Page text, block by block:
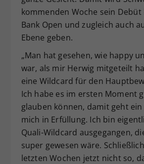
kommenden Woche sein Debüt
Bank Open und zugleich auch
Ebene geben.
„Man hat gesehen, wie happy
war, als mir Herwig mitgeteilt
eine Wildcard für den
Ich habe es im ersten Moment
glauben können, damit geht
mich in Erfüllung. Ich bin
Quali-Wildcard ausgegangen,
super gewesen wäre.
letzten Wochen jetzt nicht so,